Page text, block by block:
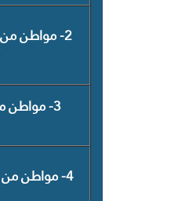
2- مواطن من جنسية عربية أو أجنبية أوقف
3- مواطن من جنسية عربية أو أجنبية أوقف وأحيل الى الأمن العام
4- مواطن من جنسية عربية أو أجنبية